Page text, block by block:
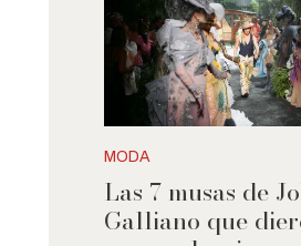
MODA
Las 7 musas de
Galliano que